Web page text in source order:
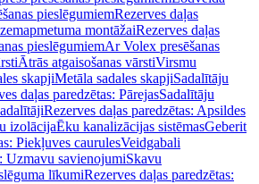
pieslēgumiemRezerves daļas
montāžaiRezerves daļas
pieslēgumiemAr Volex presēšanas
Ātrās atgaisošanas vārstiVirsmu
skapjiMetāla sadales skapjiSadalītāju
daļas paredzētas: PārejasSadalītāju
Rezerves daļas paredzētas: Apsildes
izolācijaĒku kanalizācijas sistēmasGeberit
Piekļuves caurulesVeidgabali
Uzmavu savienojumiSkavu
līkumiRezerves daļas paredzētas: